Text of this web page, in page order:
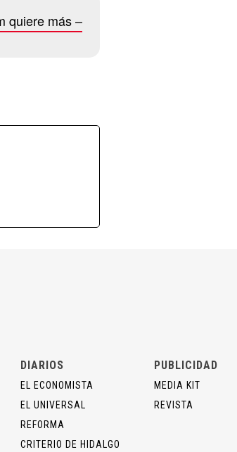
quiere más –
DIARIOS
EL ECONOMISTA
EL UNIVERSAL
REFORMA
CRITERIO DE HIDALGO
PUBLICIDAD
MEDIA KIT
REVISTA